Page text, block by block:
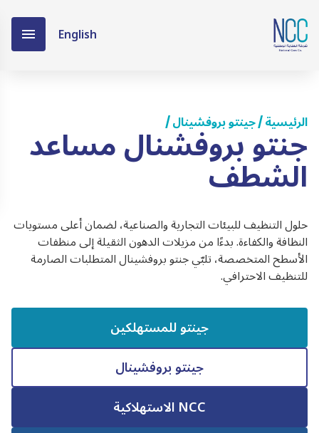
English
الرئيسية/جينتو بروفشينال/
جنتو بروفشنال مساعد
الشطف
حلول التنظيف للبيئات التجارية والصناعية، لضمان أعلى مستويات
النظافة والكفاءة. بدءًا من مزيلات الدهون الثقيلة إلى منظفات
الأسطح المتخصصة، تلبّي جنتو بروفشينال المتطلبات الصارمة
للتنظيف الاحترافي.
جينتو للمستهلكين
جينتو بروفشينال
NCC الاستهلاكية